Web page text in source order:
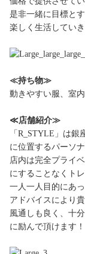
是非一緒に目標と
楽しく生活していき
≪持ち物≫
動きやすい服、室
≪店舗紹介≫
「R_STYLE」は
に位置するパーソ
店内は完全プライ
にすることなくト
一人一人目的にあ
アドバイスにより
風通しも良く、十
に励んで頂けます！